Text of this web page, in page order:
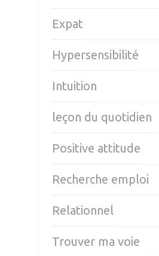
Expat
Hypersensibilité
Intuition
leçon du quotidien
Positive attitude
Recherche emploi
Relationnel
Trouver ma voie